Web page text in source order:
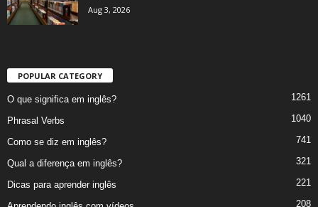
Aug 3, 2026
POPULAR CATEGORY
O que significa em inglês? 1261
Phrasal Verbs 1040
Como se diz em inglês? 741
Qual a diferença em inglês? 321
Dicas para aprender inglês 221
208